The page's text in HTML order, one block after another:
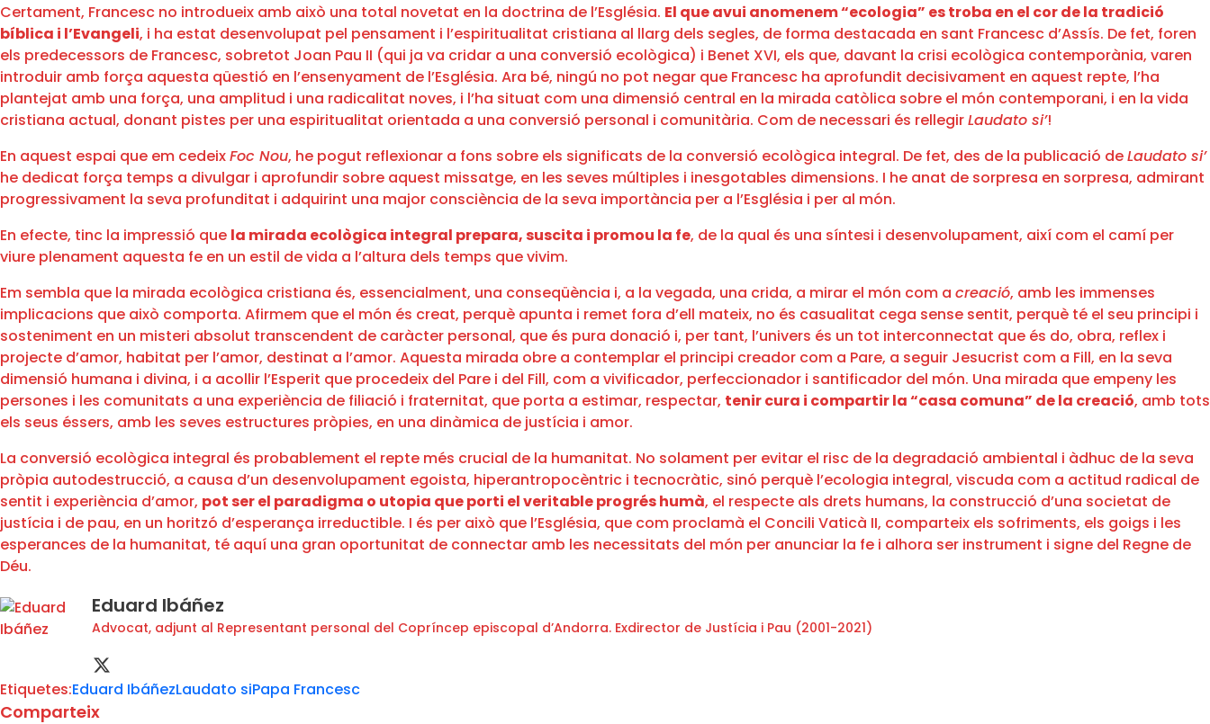
Certament, Francesc no introdueix amb això una total novetat en la doctrina de l’Església. El que avui anomenem “ecologia” es troba en el cor de la tradició
bíblica i l’Evangeli, i ha estat desenvolupat pel pensament i l’espiritualitat cristiana al llarg dels segles, de forma destacada en sant Francesc d’Assís. De fet, foren
els predecessors de Francesc, sobretot Joan Pau II (qui ja va cridar a una conversió ecològica) i Benet XVI, els que, davant la crisi ecològica contemporània, varen
introduir amb força aquesta qüestió en l’ensenyament de l’Església. Ara bé, ningú no pot negar que Francesc ha aprofundit decisivament en aquest repte, l’ha
plantejat amb una força, una amplitud i una radicalitat noves, i l’ha situat com una dimensió central en la mirada catòlica sobre el món contemporani, i en la vida
cristiana actual, donant pistes per una espiritualitat orientada a una conversió personal i comunitària. Com de necessari és rellegirLaudato si’!
En aquest espai que em cedeixFoc Nou, he pogut reflexionar a fons sobre els significats de la conversió ecològica integral. De fet, des de la publicació deLaudato si’
he dedicat força temps a divulgar i aprofundir sobre aquest missatge, en les seves múltiples i inesgotables dimensions. I he anat de sorpresa en sorpresa, admirant
progressivament la seva profunditat i adquirint una major consciència de la seva importància per a l’Església i per al món.
En efecte, tinc la impressió que la mirada ecològica integral prepara, suscita i promou la fe, de la qual és una síntesi i desenvolupament, així com el camí per
viure plenament aquesta fe en un estil de vida a l’altura dels temps que vivim.
Em sembla que la mirada ecològica cristiana és, essencialment, una conseqüència i, a la vegada, una crida, a mirar el món com a creació, amb les immenses
implicacions que això comporta. Afirmem que el món és creat, perquè apunta i remet fora d’ell mateix, no és casualitat cega sense sentit, perquè té el seu principi i
sosteniment en un misteri absolut transcendent de caràcter personal, que és pura donació i, per tant, l’univers és un tot interconnectat que és do, obra, reflex i
projecte d’amor, habitat per l’amor, destinat a l’amor. Aquesta mirada obre a contemplar el principi creador com a Pare, a seguir Jesucrist com a Fill, en la seva
dimensió humana i divina, i a acollir l’Esperit que procedeix del Pare i del Fill, com a vivificador, perfeccionador i santificador del món. Una mirada que empeny les
persones i les comunitats a una experiència de filiació i fraternitat, que porta a estimar, respectar, tenir cura i compartir la “casa comuna” de la creació, amb tots
els seus éssers, amb les seves estructures pròpies, en una dinàmica de justícia i amor.
La conversió ecològica integral és probablement el repte més crucial de la humanitat. No solament per evitar el risc de la degradació ambiental i àdhuc de la seva
pròpia autodestrucció, a causa d’un desenvolupament egoista, hiperantropocèntric i tecnocràtic, sinó perquè l’ecologia integral, viscuda com a actitud radical de
sentit i experiència d’amor, pot ser el paradigma o utopia que porti el veritable progrés humà, el respecte als drets humans, la construcció d’una societat de
justícia i de pau, en un horitzó d’esperança irreductible. I és per això que l’Església, que com proclamà el Concili Vaticà II, comparteix els sofriments, els goigs i les
esperances de la humanitat, té aquí una gran oportunitat de connectar amb les necessitats del món per anunciar la fe i alhora ser instrument i signe del Regne de
Déu.
Eduard Ibáñez
Advocat, adjunt al Representant personal del Copríncep episcopal d’Andorra. Exdirector de Justícia i Pau (2001-2021)
Etiquetes:Eduard IbáñezLaudato siPapa Francesc
Comparteix